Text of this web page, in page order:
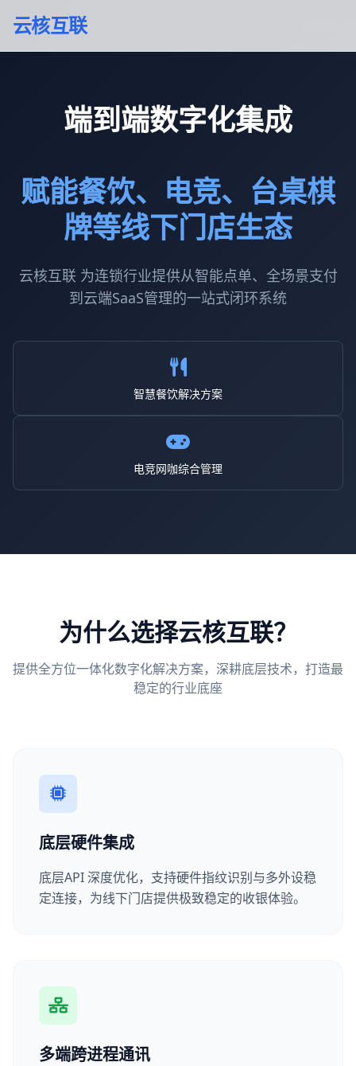
云核互联
端到端数字化集成
赋能餐饮、电竞、台桌棋
牌等线下门店生态
云核互联 为连锁行业提供从智能点单、全场景支付
到云端SaaS管理的一站式闭环系统
智慧餐饮解决方案
电竞网咖综合管理
为什么选择云核互联？
提供全方位一体化数字化解决方案，深耕底层技术，打造最
稳定的行业底座
底层硬件集成
底层API 深度优化，支持硬件指纹识别与多外设稳
定连接，为线下门店提供极致稳定的收银体验。
多端跨进程通讯